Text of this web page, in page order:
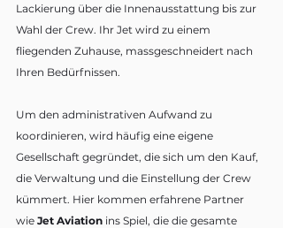
Lackierung über die Innenausstattung bis zur
Wahl der Crew. Ihr Jet wird zu einem
fliegenden Zuhause, massgeschneidert nach
Ihren Bedürfnissen.
Um den administrativen Aufwand zu
koordinieren, wird häufig eine eigene
Gesellschaft gegründet, die sich um den Kauf,
die Verwaltung und die Einstellung der Crew
kümmert. Hier kommen erfahrene Partner
wie Jet Aviation ins Spiel, die die gesamte